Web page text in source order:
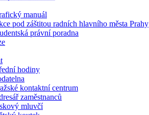
manuál
pod záštitou radních hlavního města Prahy
právní poradna
hodiny
kontaktní centrum
zaměstnanců
mluvčí